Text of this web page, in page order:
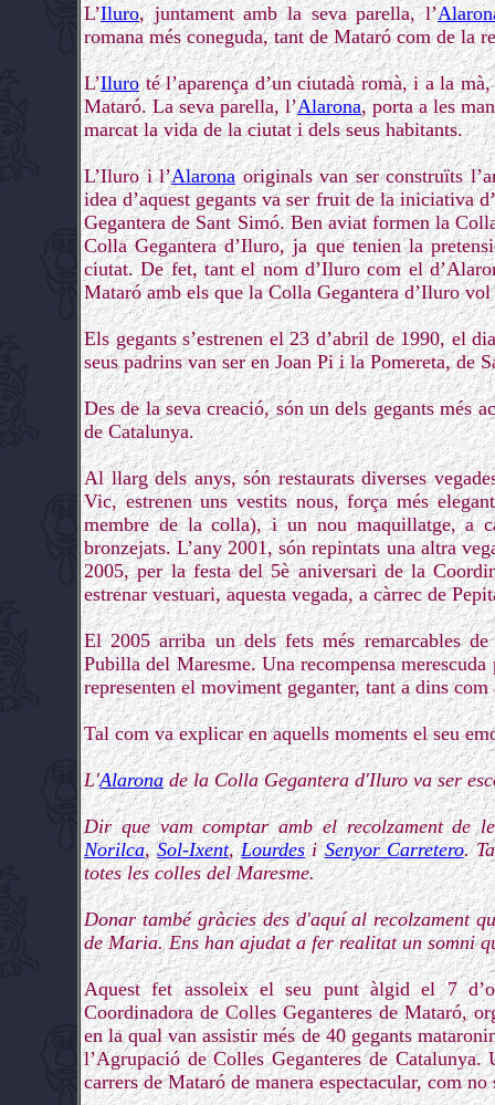
L’Iluro, juntament amb la seva parella, l’
romana més coneguda, tant de Mataró com de la
L’Iluroté l’aparença d’un ciutadà romà, i a la
Mataró. La seva parella, l’Alarona, porta a les
marcat la vida de la ciutat i dels seus habitants.
L’Iluro i l’Alaronaoriginals van ser construïts
idea d’aquest gegants va ser fruit de la iniciativa
Gegantera de Sant Simó. Ben aviat formen la
Colla Gegantera d’Iluro, ja que tenien la
ciutat. De fet, tant el nom d’Iluro com el
Mataró amb els que la Colla Gegantera d’Iluro
Els gegants s’estrenen el 23 d’abril de 1990, el
seus padrins van ser en Joan Pi i la Pomereta, de
Des de la seva creació, són un dels gegants més
de Catalunya.
Al llarg dels anys, són restaurats diverses
Vic, estrenen uns vestits nous, força més
membre de la colla), i un nou maquillatge, a
bronzejats. L’any 2001, són repintats una altra
2005, per la festa del 5è aniversari de la
estrenar vestuari, aquesta vegada, a càrrec de
El 2005 arriba un dels fets més remarcables
Pubilla del Maresme. Una recompensa
representen el moviment geganter, tant a dins
Tal com va explicar en aquells moments el seu
L'Alaronade la Colla Gegantera d'Iluro va ser
Dir que vam comptar amb el recolzament
Norilca,Sol-Ixent,LourdesiSenyor Carretero.
totes les colles del Maresme.
Donar també gràcies des d'aquí al recolzament
de Maria. Ens han ajudat a fer realitat un somni
Aquest fet assoleix el seu punt àlgid el 7
Coordinadora de Colles Geganteres de Mataró,
en la qual van assistir més de 40 gegants
l’Agrupació de Colles Geganteres de
carrers de Mataró de manera espectacular, com